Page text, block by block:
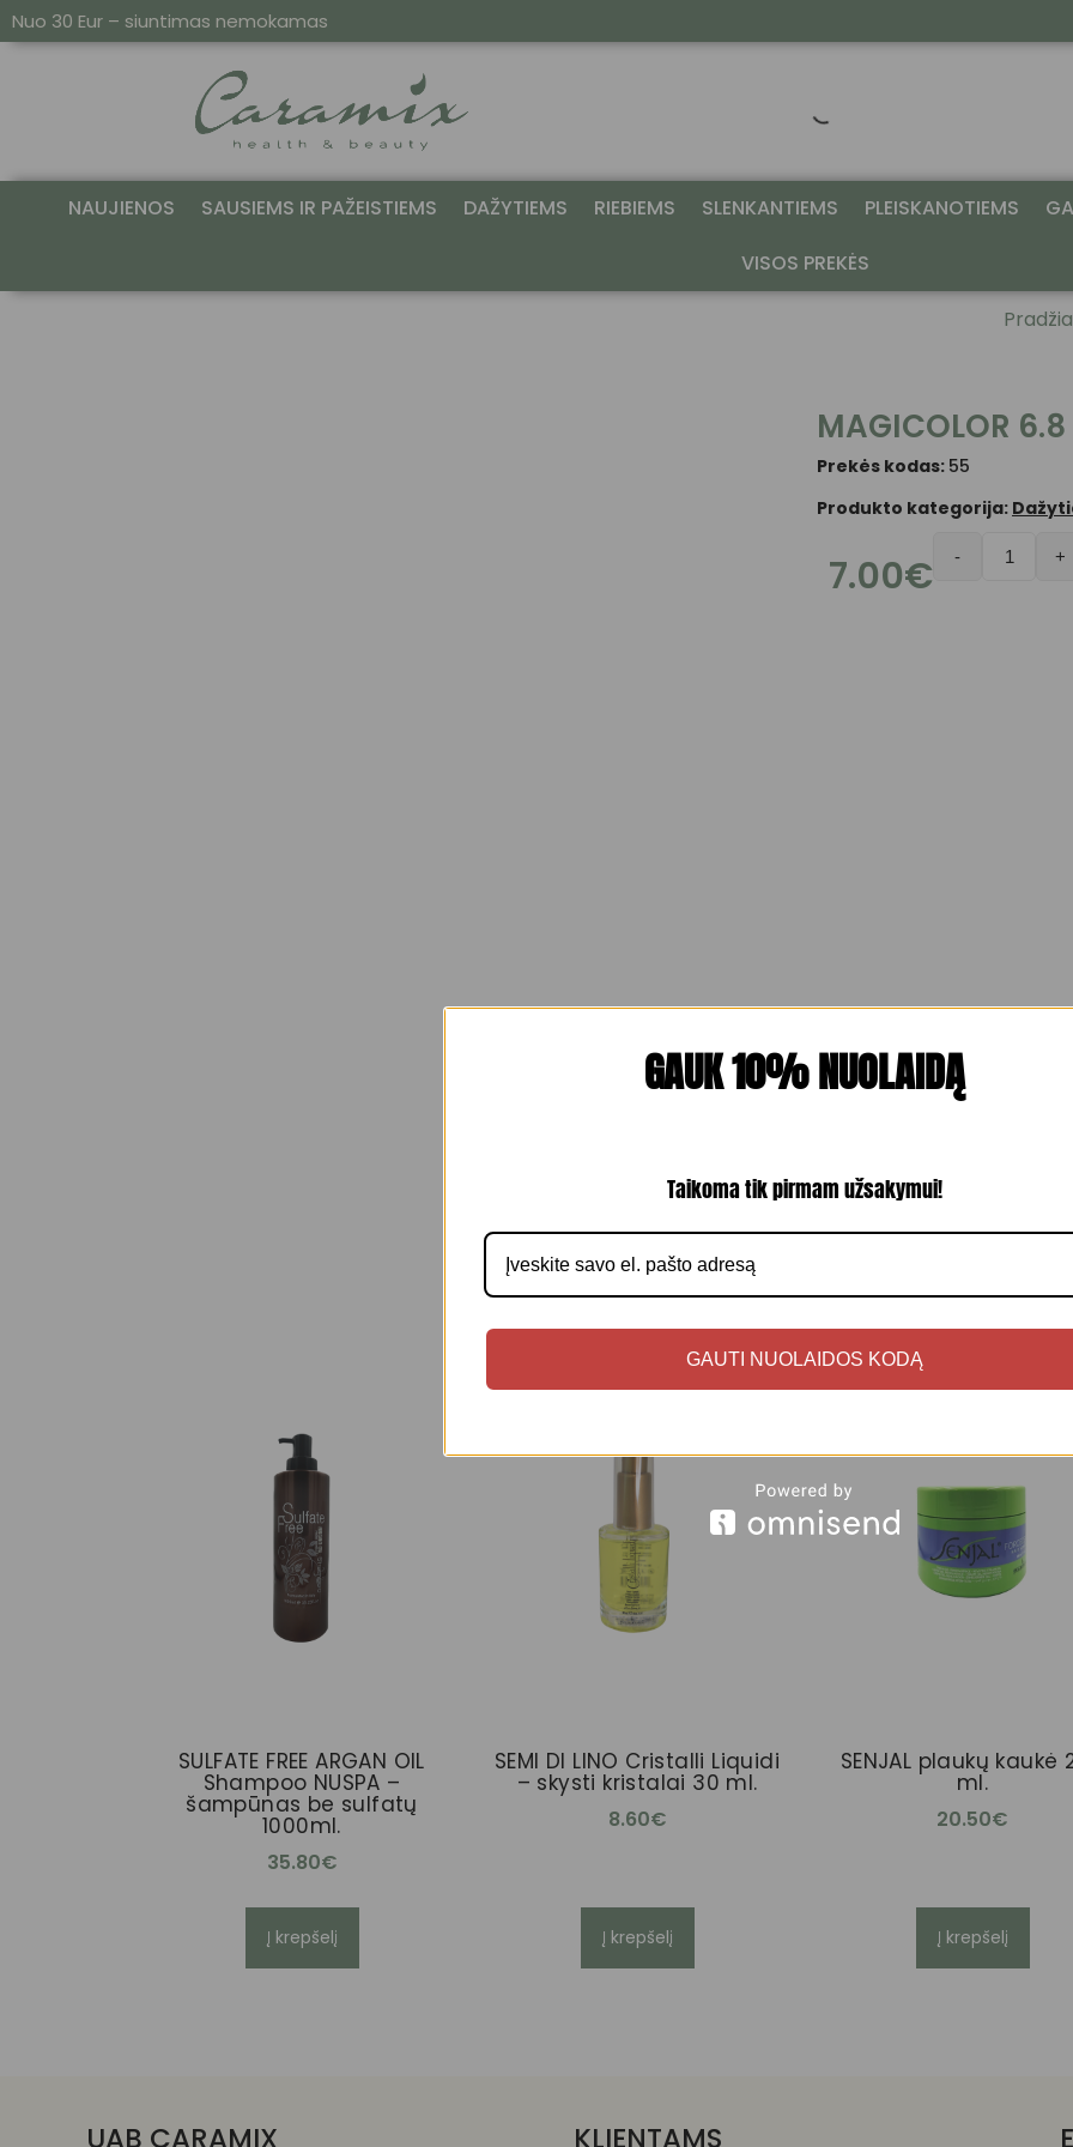
Nuo 30 Eur – siuntimas nemokamas
NAUJIENOS SAUSIEMS IR PAŽEISTIEMS DAŽYTIEMS RIEBIEMS SLENKANTIEMS PLEISKANOTIEMS
VISOS PREKĖS
Pradžia
MAGICOLOR 6.8
Prekės kodas: 55
Produkto kategorija:
7.00€ - +
Produkto naudojimas Produkto sudėtis Produkto
JUMS TAIP PAT GALI PATIKTI
SULFATE FREE ARGAN OIL
Shampoo NUSPA –
šampūnas be sulfatų
1000ml.
35.80€
Į krepšelį
SEMI DI LINO Cristalli Liquidi
– skysti kristalai 30 ml.
8.60€
Į krepšelį
SENJAL plaukų kaukė
ml.
20.50€
Į krepšelį
UAB CARAMIX KLIENTAMS
GAUK 10% NUOLAIDĄ
Taikoma tik pirmam užsakymui!
GAUTI NUOLAIDOS KODĄ